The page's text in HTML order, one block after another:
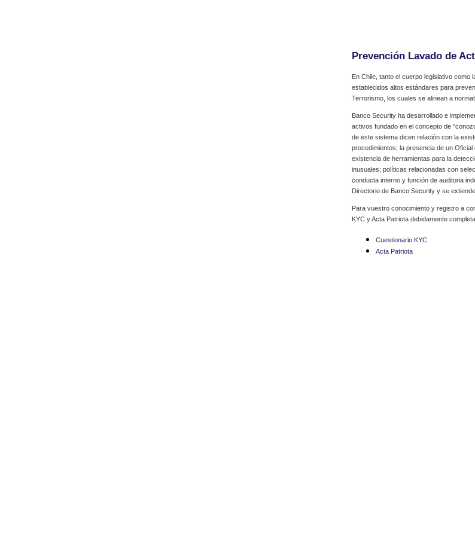
Prevención Lavado de
En Chile, tanto el cuerpo legislativo como
establecidos altos estándares para
Terrorismo, los cuales se alinean a
Banco Security ha desarrollado e
activos fundado en el concepto de
de este sistema dicen relación con la
procedimientos; la presencia de un
existencia de herramientas para la
inusuales; políticas relacionadas con
conducta interno y función de auditoria
Directorio de Banco Security y se
Para vuestro conocimiento y registro a
KYC y Acta Patriota debidamente
Cuestionario KYC
Acta Patriota